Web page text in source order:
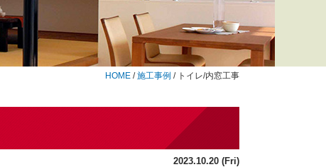
HOME /施工事例 / トイレ/内窓工事
2023.10.20 (Fri)